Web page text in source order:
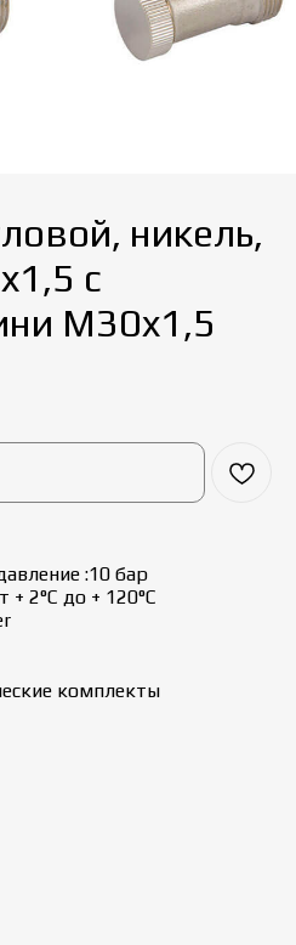
никель,
с
M30x1,5
:10 бар
+ 2°С до + 120°С
комплекты